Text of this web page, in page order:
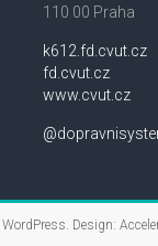
110 00 Praha
k612.fd.cvut.cz
fd.cvut.cz
www.cvut.cz
WordPress. Design: